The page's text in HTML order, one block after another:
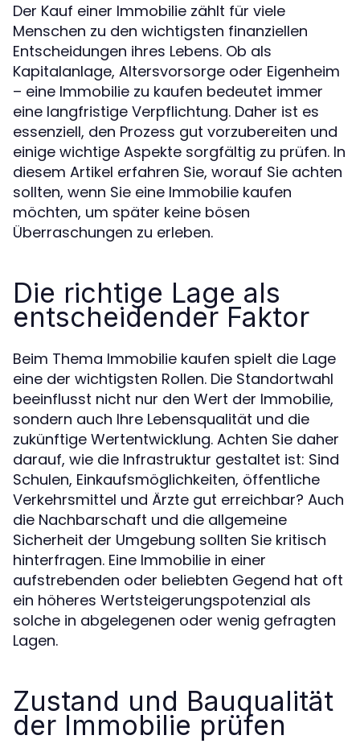
Der Kauf einer Immobilie zählt für viele
Menschen zu den wichtigsten finanziellen
Entscheidungen ihres Lebens. Ob als
Kapitalanlage, Altersvorsorge oder Eigenheim
– eine Immobilie zu kaufen bedeutet immer
eine langfristige Verpflichtung. Daher ist es
essenziell, den Prozess gut vorzubereiten und
einige wichtige Aspekte sorgfältig zu prüfen. In
diesem Artikel erfahren Sie, worauf Sie achten
sollten, wenn Sie eine Immobilie kaufen
möchten, um später keine bösen
Überraschungen zu erleben.
Die richtige Lage als
entscheidender Faktor
Beim Thema Immobilie kaufen spielt die Lage
eine der wichtigsten Rollen. Die Standortwahl
beeinflusst nicht nur den Wert der Immobilie,
sondern auch Ihre Lebensqualität und die
zukünftige Wertentwicklung. Achten Sie daher
darauf, wie die Infrastruktur gestaltet ist: Sind
Schulen, Einkaufsmöglichkeiten, öffentliche
Verkehrsmittel und Ärzte gut erreichbar? Auch
die Nachbarschaft und die allgemeine
Sicherheit der Umgebung sollten Sie kritisch
hinterfragen. Eine Immobilie in einer
aufstrebenden oder beliebten Gegend hat oft
ein höheres Wertsteigerungspotenzial als
solche in abgelegenen oder wenig gefragten
Lagen.
Zustand und Bauqualität
der Immobilie prüfen